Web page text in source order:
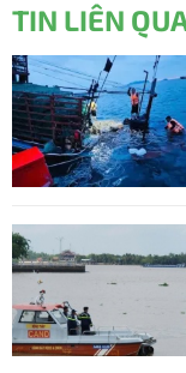
TIN LIÊN